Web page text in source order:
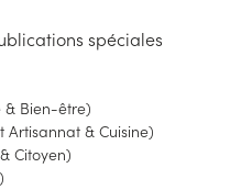
spéciales
& Bien-être)
Artisannat & Cuisine)
Citoyen)